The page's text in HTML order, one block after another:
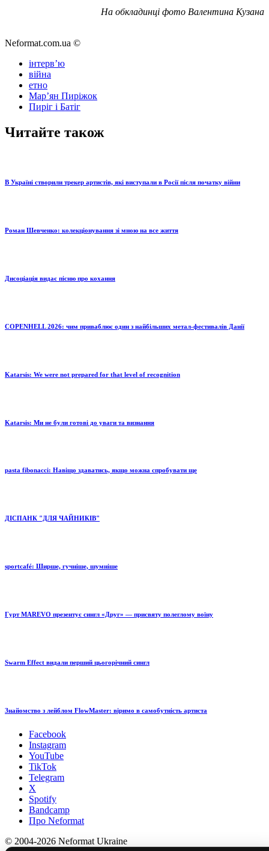
На обкладинці фото Валентина Кузана
Neformat.com.ua ©
інтервʼю
війна
етно
Марʼян Пиріжок
Пиріг і Батіг
Читайте також
В Україні створили трекер артистів, які виступали в Росії після початку війни
Роман Шевченко: колекціонування зі мною на все життя
Дисоціація видає пісню про кохання
COPENHELL 2026: чим приваблює один з найбільших метал-фестивалів Данії
Katarsis: We were not prepared for that level of recognition
Katarsis: Ми не були готові до уваги та визнання
pasta fibonacci: Навіщо здаватись, якщо можна спробувати ще
ДІСПАНК "ДЛЯ ЧАЙНИКІВ"
sportcafé: Ширше, гучніше, шумніше
Гурт MAREVO презентує сингл «Друг» — присвяту полеглому воїну
Swarm Effect видали перший цьогорічний сингл
Знайомство з лейблом FlowMaster: віримо в самобутність артиста
Facebook
Instagram
YouTube
TikTok
Telegram
X
Spotify
Bandcamp
Про Neformat
© 2004-2026 Neformat Ukraine